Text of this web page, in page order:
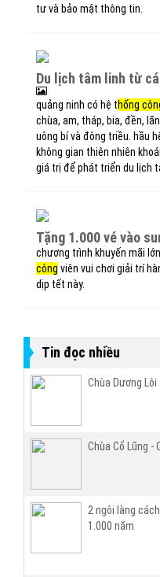
tư và bảo mật thông tin.
du lịch tâm linh từ
quảng ninh có hệ thống
chùa, am, tháp, bia, đền,
uông bí và đông triều. hầu
không gian thiên nhiên
giá trị để phát triển du lịch
tặng 1.000 vé vào
chương trình khuyến mãi
công viên vui chơi giải trí
dịp tết này.
Tin đọc nhiều
Chùa Dương Lôi
Chùa Cổ Lũng -
2 ngôi làng
1.000 năm